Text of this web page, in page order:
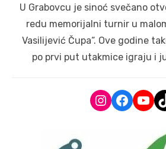
Next
post:
U Grabovcu je sinoć svečano
redu memorijalni turnir u
Vasilijević Čupa“. Ove godine
po prvi put utakmice igraju i
Instagram